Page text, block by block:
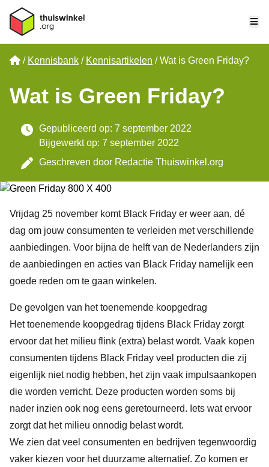
Home
Kennisbank Kennisartikelen Wat is Green Friday?
Wat is Green Friday?
Gepubliceerd op: 7 september 2022
Bijgewerkt op: 7 september 2022
Geschreven door Redactie Thuiswinkel.org
Vrijdag 25 november komt Black Friday er weer aan, dé
dag om jouw consumenten te verleiden met verschillende
aanbiedingen. Voor bijna de helft van de Nederlanders zijn
de aanbiedingen en acties van Black Friday namelijk een
goede reden om te gaan winkelen.
De gevolgen van het toenemende koopgedrag
Het toenemende koopgedrag tijdens Black Friday zorgt
ervoor dat het milieu flink (extra) belast wordt. Vaak kopen
consumenten tijdens Black Friday veel producten die zij
eigenlijk niet nodig hebben, het zijn vaak impulsaankopen
die worden verricht. Deze producten worden soms bij
nader inzien ook nog eens geretourneerd. Iets wat ervoor
zorgt dat het milieu onnodig belast wordt.
We zien dat veel consumenten en bedrijven tegenwoordig
vaker kiezen voor het duurzame alternatief. Zo komen er